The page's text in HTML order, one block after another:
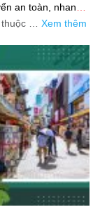
an toàn, nhanh
thuộc … Xem thêm